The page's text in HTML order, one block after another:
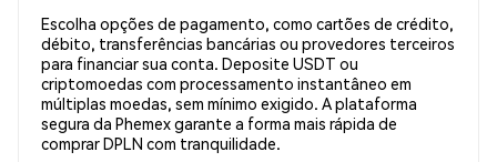
Escolha opções de pagamento, como cartões de crédito,
débito, transferências bancárias ou provedores terceiros
para financiar sua conta. Deposite USDT ou
criptomoedas com processamento instantâneo em
múltiplas moedas, sem mínimo exigido. A plataforma
segura da Phemex garante a forma mais rápida de
comprar DPLN com tranquilidade.